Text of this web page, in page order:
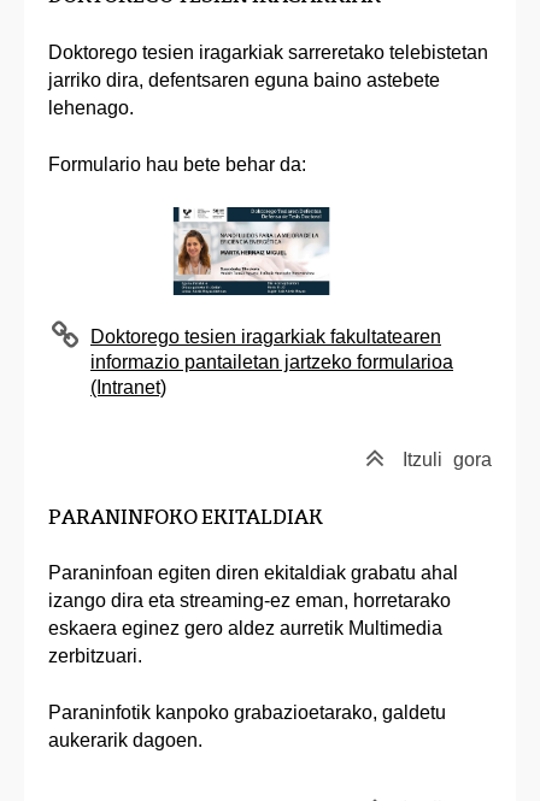
Doktorego tesien iragarkiak sarreretako telebistetan
jarriko dira, defentsaren eguna baino astebete
lehenago.
Formulario hau bete behar da:
Doktorego tesien iragarkiak fakultatearen
informazio pantailetan jartzeko formularioa
(Intranet)
Itzuli gora
PARANINFOKO EKITALDIAK
Paraninfoan egiten diren ekitaldiak grabatu ahal
izango dira eta streaming‑ez eman, horretarako
eskaera eginez gero aldez aurretik Multimedia
zerbitzuari.
Paraninfotik kanpoko grabazioetarako, galdetu
aukerarik dagoen.